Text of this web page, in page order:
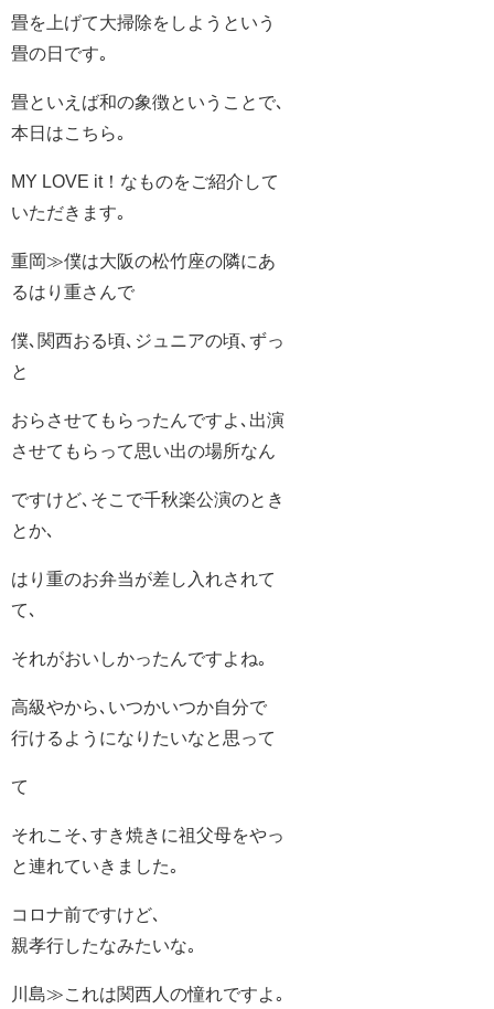
畳を上げて大掃除をしようという
畳の日です｡
畳といえば和の象徴ということで､
本日はこちら｡
MY LOVE it！なものをご紹介して
いただきます｡
重岡≫僕は大阪の松竹座の隣にあ
るはり重さんで
僕､関西おる頃､ジュニアの頃､ずっ
と
おらさせてもらったんですよ､出演
させてもらって思い出の場所なん
ですけど､そこで千秋楽公演のとき
とか､
はり重のお弁当が差し入れされて
て､
それがおいしかったんですよね｡
高級やから､いつかいつか自分で
行けるようになりたいなと思って
て
それこそ､すき焼きに祖父母をやっ
と連れていきました｡
コロナ前ですけど､
親孝行したなみたいな｡
川島≫これは関西人の憧れですよ｡